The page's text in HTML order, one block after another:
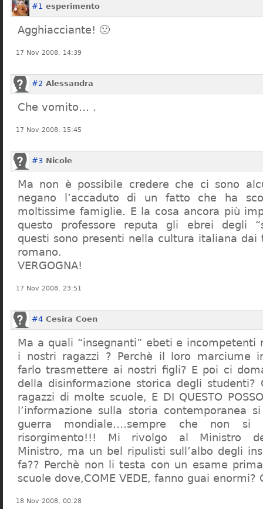
#1 esperimento
Agghiacciante! 🙁
17 Nov 2008, 14:39
#2 Alessandra
Che vomito… .
17 Nov 2008, 15:45
#3 Nicole
Ma non è possibile credere che ci sono
negano l’accaduto di un fatto che ha
moltissime famiglie. E la cosa ancora più
questo professore reputa gli ebrei degli
questi sono presenti nella cultura italiana dai
romano.
VERGOGNA!
17 Nov 2008, 23:51
#4 Cesira Coen
Ma a quali “insegnanti” ebeti e
i nostri ragazzi ? Perchè il loro marciume
farlo trasmettere ai nostri figli? E poi ci
della disinformazione storica degli
ragazzi di molte scuole, E DI QUESTO POSSO
l’informazione sulla storia contemporanea
guerra mondiale….sempre che non
risorgimento!!! Mi rivolgo al Ministro
Ministro, ma un bel ripulisti sull’albo degli
fa?? Perchè non li testa con un esame
scuole dove,COME VEDE, fanno guai enormi?
18 Nov 2008, 00:28